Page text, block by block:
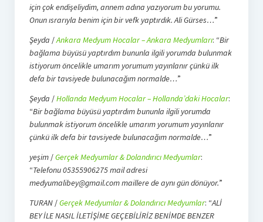
için çok endişeliydim, annem adına yazıyorum bu yorumu.
Onun ısrarıyla benim için bir vefk yaptırdık. Ali Gürses…”
Şeyda /Ankara Medyum Hocalar – Ankara Medyumları: “Bir
bağlama büyüsü yaptırdım bununla ilgili yorumda bulunmak
istiyorum öncelikle umarım yorumum yayınlanır çünkü ilk
defa bir tavsiyede bulunacağım normalde…”
Şeyda /Hollanda Medyum Hocalar – Hollanda’daki Hocalar:
“Bir bağlama büyüsü yaptırdım bununla ilgili yorumda
bulunmak istiyorum öncelikle umarım yorumum yayınlanır
çünkü ilk defa bir tavsiyede bulunacağım normalde…”
yeşim/Gerçek Medyumlar & Dolandırıcı Medyumlar:
“Telefonu 05355906275 mail adresi
medyumalibey@gmail.com maillere de aynı gün dönüyor.”
TURAN/Gerçek Medyumlar & Dolandırıcı Medyumlar: “ALİ
BEY İLE NASIL İLETİŞİME GEÇEBİLİRİZ BENİMDE BENZER